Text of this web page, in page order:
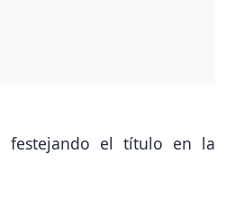
festejando el título en la